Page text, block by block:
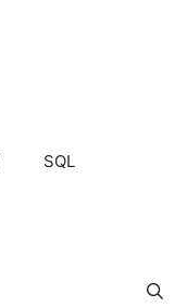
SQL